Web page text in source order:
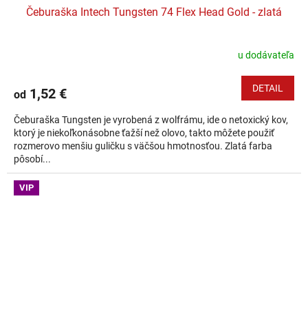
Čeburaška Intech Tungsten 74 Flex Head Gold - zlatá
u dodávateľa
od 1,52 € DETAIL
Čeburaška Tungsten je vyrobená z wolfrámu, ide o netoxický kov,
ktorý je niekoľkonásobne ťažší než olovo, takto môžete použiť
rozmerovo menšiu guličku s väčšou hmotnosťou. Zlatá farba
pôsobí...
VIP